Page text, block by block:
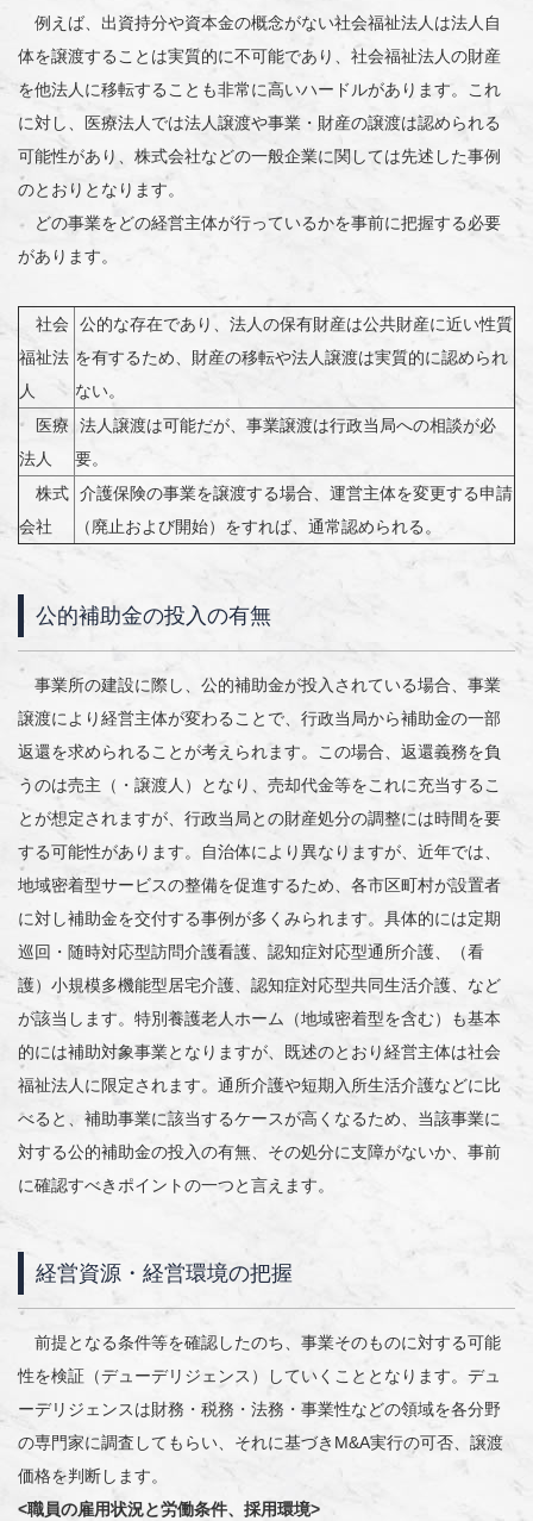
例えば、出資持分や資本金の概念がない社会福祉法人は法人自
体を譲渡することは実質的に不可能であり、社会福祉法人の財産
を他法人に移転することも非常に高いハードルがあります。これ
に対し、医療法人では法人譲渡や事業・財産の譲渡は認められる
可能性があり、株式会社などの一般企業に関しては先述した事例
のとおりとなります。
どの事業をどの経営主体が行っているかを事前に把握する必要
があります。
社会
福祉法
人
公的な存在であり、法人の保有財産は公共財産に近い性質
を有するため、財産の移転や法人譲渡は実質的に認められ
ない。
医療
法人
法人譲渡は可能だが、事業譲渡は行政当局への相談が必
要。
株式
会社
介護保険の事業を譲渡する場合、運営主体を変更する申請
（廃止および開始）をすれば、通常認められる。
公的補助金の投入の有無
事業所の建設に際し、公的補助金が投入されている場合、事業
譲渡により経営主体が変わることで、行政当局から補助金の一部
返還を求められることが考えられます。この場合、返還義務を負
うのは売主（・譲渡人）となり、売却代金等をこれに充当するこ
とが想定されますが、行政当局との財産処分の調整には時間を要
する可能性があります。自治体により異なりますが、近年では、
地域密着型サービスの整備を促進するため、各市区町村が設置者
に対し補助金を交付する事例が多くみられます。具体的には定期
巡回・随時対応型訪問介護看護、認知症対応型通所介護、（看
護）小規模多機能型居宅介護、認知症対応型共同生活介護、など
が該当します。特別養護老人ホーム（地域密着型を含む）も基本
的には補助対象事業となりますが、既述のとおり経営主体は社会
福祉法人に限定されます。通所介護や短期入所生活介護などに比
べると、補助事業に該当するケースが高くなるため、当該事業に
対する公的補助金の投入の有無、その処分に支障がないか、事前
に確認すべきポイントの一つと言えます。
経営資源・経営環境の把握
前提となる条件等を確認したのち、事業そのものに対する可能
性を検証（デューデリジェンス）していくこととなります。デュ
ーデリジェンスは財務・税務・法務・事業性などの領域を各分野
の専門家に調査してもらい、それに基づきM&A実行の可否、譲渡
価格を判断します。
<職員の雇用状況と労働条件、採用環境>